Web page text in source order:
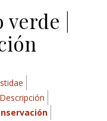
|
Descripción